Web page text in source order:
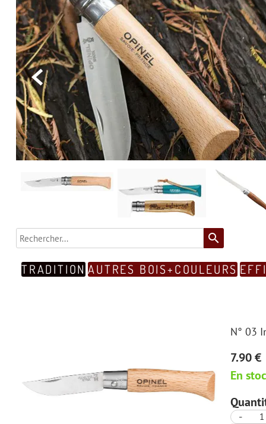

search
TRADITION AUTRES BOIS+COULEURS
N° 03
7.90 €
En
-